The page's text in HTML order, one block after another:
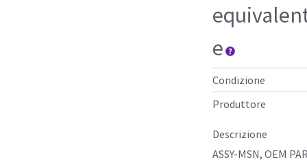
e
Condizione
Produttore
Descrizione
ASSY-MSN, OEM